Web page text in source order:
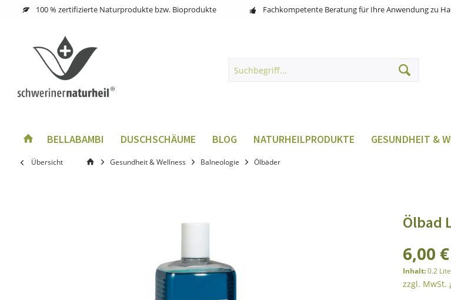
100 % zertifizierte Naturprodukte bzw. Bioprodukte Fachkompetente Beratung für Ihre Anwendung zu
BELLABAMBI DUSCHSCHÄUME BLOG NATURHEILPRODUKTE GESUNDHEIT &
Übersicht Gesundheit & Wellness Balneologie Ölbäder
Ölbad
6,00
Inhalt:0.2
zzgl. MwSt.